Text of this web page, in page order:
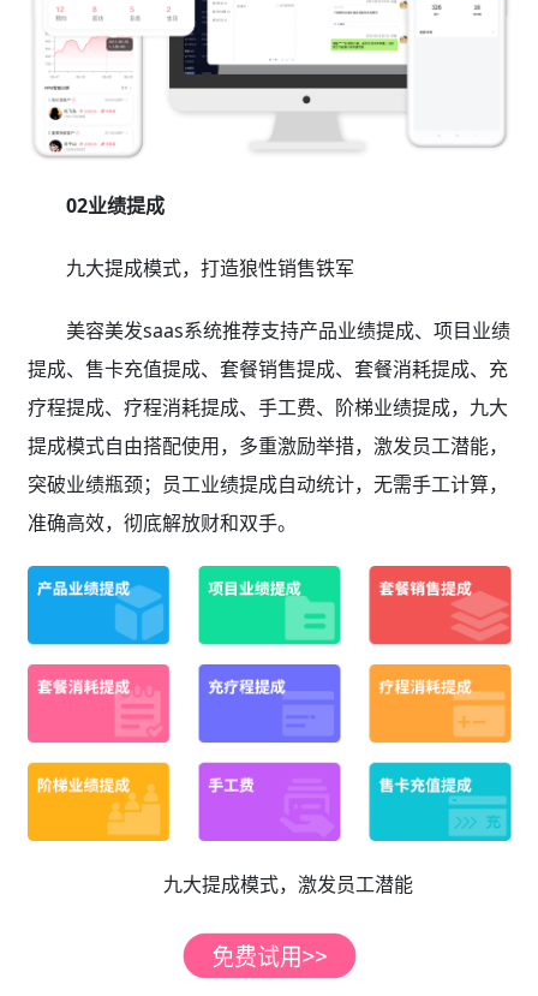
02业绩提成
九大提成模式，打造狼性销售铁军
美容美发saas系统推荐支持产品业绩提成、项目业绩
提成、售卡充值提成、套餐销售提成、套餐消耗提成、充
疗程提成、疗程消耗提成、手工费、阶梯业绩提成，九大
提成模式自由搭配使用，多重激励举措，激发员工潜能，
突破业绩瓶颈；员工业绩提成自动统计，无需手工计算，
准确高效，彻底解放财和双手。
九大提成模式，激发员工潜能